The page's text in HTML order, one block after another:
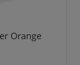
Orange